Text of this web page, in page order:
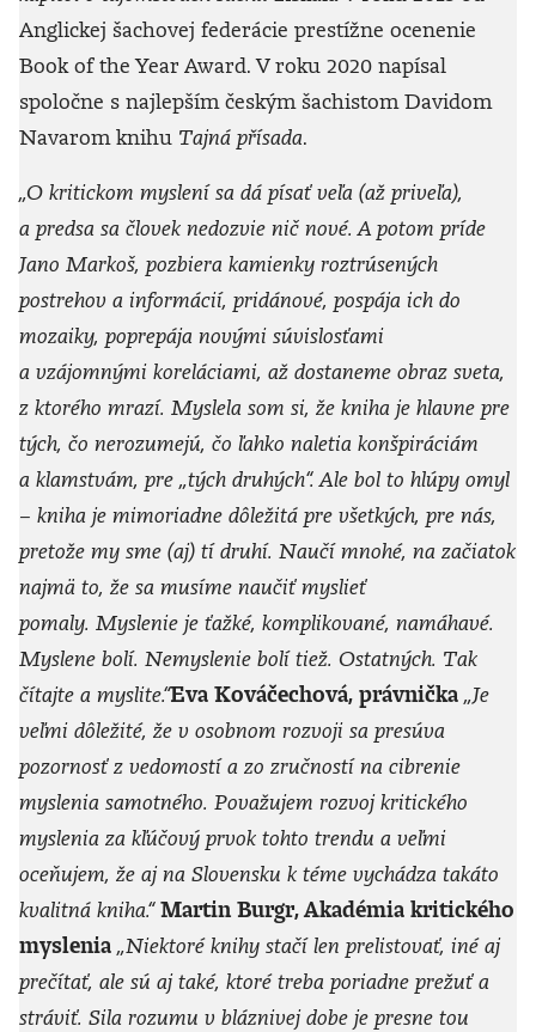
Anglickej šachovej federácie prestížne ocenenie
Book of the Year Award. V roku 2020 napísal
spoločne s najlepším českým šachistom Davidom
Navarom knihu Tajná přísada.
„O kritickom myslení sa dá písať veľa (až priveľa),
a predsa sa človek nedozvie nič nové. A potom príde
Jano Markoš, pozbiera kamienky roztrúsených
postrehov a informácií, pridánové, pospája ich do
mozaiky, poprepája novými súvislosťami
a vzájomnými koreláciami, až dostaneme obraz sveta,
z ktorého mrazí. Myslela som si, že kniha je hlavne pre
tých, čo nerozumejú, čo ľahko naletia konšpiráciám
a klamstvám, pre „tých druhých“. Ale bol to hlúpy omyl
– kniha je mimoriadne dôležitá pre všetkých, pre nás,
pretože my sme (aj) tí druhí. Naučímnohé, na začiatok
najmä to, že sa musíme naučiť myslieť
pomaly. Myslenie je ťažké, komplikované, namáhavé.
Myslene bolí. Nemyslenie bolí tiež. Ostatných. Tak
čítajte a myslite.“Eva Kováčechová, právnička „Je
veľmi dôležité, že v osobnom rozvoji sa presúva
pozornosť z vedomostí a zo zručností na cibrenie
myslenia samotného. Považujem rozvoj kritického
myslenia za kľúčový prvok tohto trendu a veľmi
oceňujem, že aj na Slovensku k téme vychádza takáto
kvalitná kniha.“Martin Burgr, Akadémia kritického
myslenia „Niektoré knihy stačí len prelistovať, iné aj
prečítať, ale sú aj také, ktoré treba poriadne prežuť a
stráviť. Sila rozumu v bláznivej dobe je presne tou